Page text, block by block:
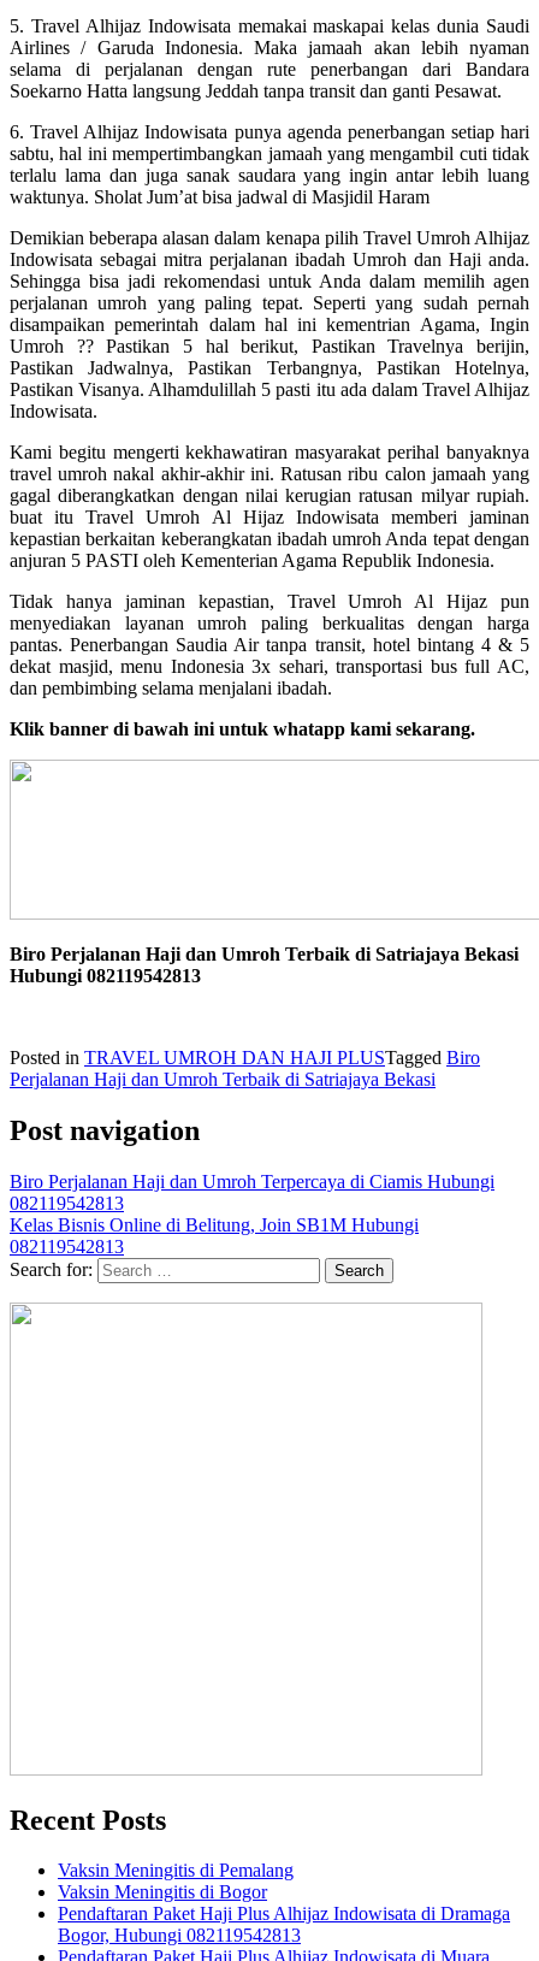
5. Travel Alhijaz Indowisata memakai maskapai kelas dunia Saudi
Airlines / Garuda Indonesia. Maka jamaah akan lebih nyaman
selama di perjalanan dengan rute penerbangan dari Bandara
Soekarno Hatta langsung Jeddah tanpa transit dan ganti Pesawat.
6. Travel Alhijaz Indowisata punya agenda penerbangan setiap hari
sabtu, hal ini mempertimbangkan jamaah yang mengambil cuti tidak
terlalu lama dan juga sanak saudara yang ingin antar lebih luang
waktunya. Sholat Jum’at bisa jadwal di Masjidil Haram
Demikian beberapa alasan dalam kenapa pilih Travel Umroh Alhijaz
Indowisata sebagai mitra perjalanan ibadah Umroh dan Haji anda.
Sehingga bisa jadi rekomendasi untuk Anda dalam memilih agen
perjalanan umroh yang paling tepat. Seperti yang sudah pernah
disampaikan pemerintah dalam hal ini kementrian Agama, Ingin
Umroh ?? Pastikan 5 hal berikut, Pastikan Travelnya berijin,
Pastikan Jadwalnya, Pastikan Terbangnya, Pastikan Hotelnya,
Pastikan Visanya. Alhamdulillah 5 pasti itu ada dalam Travel Alhijaz
Indowisata.
Kami begitu mengerti kekhawatiran masyarakat perihal banyaknya
travel umroh nakal akhir-akhir ini. Ratusan ribu calon jamaah yang
gagal diberangkatkan dengan nilai kerugian ratusan milyar rupiah.
buat itu Travel Umroh Al Hijaz Indowisata memberi jaminan
kepastian berkaitan keberangkatan ibadah umroh Anda tepat dengan
anjuran 5 PASTI oleh Kementerian Agama Republik Indonesia.
Tidak hanya jaminan kepastian, Travel Umroh Al Hijaz pun
menyediakan layanan umroh paling berkualitas dengan harga
pantas. Penerbangan Saudia Air tanpa transit, hotel bintang 4 & 5
dekat masjid, menu Indonesia 3x sehari, transportasi bus full AC,
dan pembimbing selama menjalani ibadah.
Klik banner di bawah ini untuk whatapp kami sekarang.
Biro Perjalanan Haji dan Umroh Terbaik di Satriajaya Bekasi
Hubungi 082119542813
Posted in TRAVEL UMROH DAN HAJI PLUSTagged Biro
Perjalanan Haji dan Umroh Terbaik di Satriajaya Bekasi
Post navigation
Biro Perjalanan Haji dan Umroh Terpercaya di Ciamis Hubungi
082119542813
Kelas Bisnis Online di Belitung, Join SB1M Hubungi
082119542813
Search for:
Recent Posts
Vaksin Meningitis di Pemalang
Vaksin Meningitis di Bogor
Pendaftaran Paket Haji Plus Alhijaz Indowisata di Dramaga
Bogor, Hubungi 082119542813